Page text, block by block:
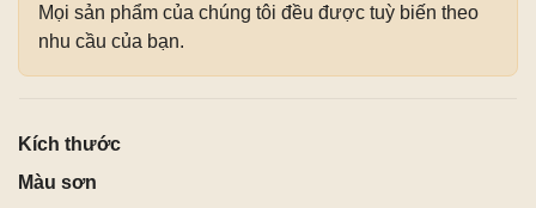
Mọi sản phẩm của chúng tôi đều được tuỳ biến theo
nhu cầu của bạn.
Kích thước
Màu sơn